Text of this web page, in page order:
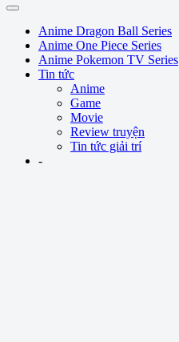
Anime Dragon Ball Series
Anime One Piece Series
Anime Pokemon TV Series
Tin tức
Anime
Game
Movie
Review truyện
Tin tức giải trí
-